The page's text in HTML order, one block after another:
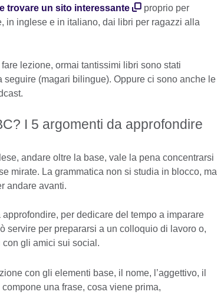
trovare un sito interessante
proprio per
in inglese e in italiano, dai libri per ragazzi alla
lezione, ormai tantissimi libri sono stati
seguire (magari bilingue). Oppure ci sono anche le
I 5 argomenti da approfondire
andare oltre la base, vale la pena concentrarsi
mirate. La grammatica non si studia in blocco, ma
andare avanti.
per dedicare del tempo a imparare
servire per prepararsi a un colloquio di lavoro o,
gli amici sui social.
con gli elementi base, il nome, l’aggettivo, il
una frase, cosa viene prima,